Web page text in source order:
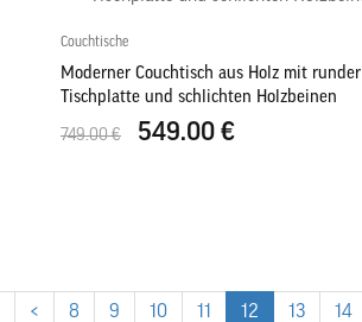
Couchtische
Moderner Couchtisch aus Holz mit runder
Tischplatte und schlichten Holzbeinen
749.00 € 549.00 €
< 8 9 10 11 12 13 14